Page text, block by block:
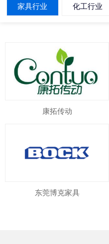
家具行业 化工行业
康拓传动
东莞博克家具